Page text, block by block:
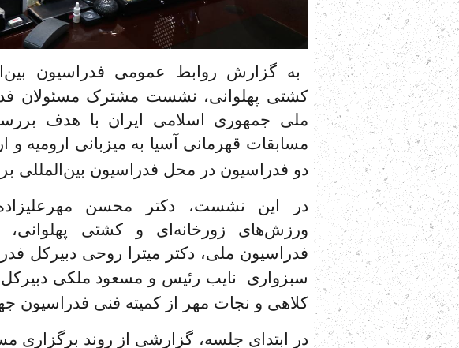
به گزارش روابط عمومی فدراسیون
کشتی پهلوانی، نشست مشترک مسئولان
ملی جمهوری اسلامی ایران با هدف
مسابقات قهرمانی آسیا به میزبانی ارومیه
دو فدراسیون در محل فدراسیون بین‌المللی
در این نشست، دکتر محسن
ورزش‌های زورخانه‌ای و کشتی
فدراسیون ملی، دکتر میترا روحی دبیرکل
سبزواری نایب رئیس و مسعود ملکی
کلاهی و نجات مهر از کمیته فنی فدراسیون
در ابتدای جلسه، گزارشی از روند برگزاری